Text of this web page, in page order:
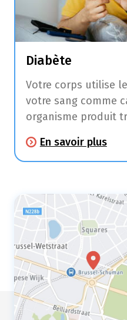
Diabète
Votre corps utilise
votre sang comme
organisme produit
disponible, il
de sucre du sang
En savoir plus